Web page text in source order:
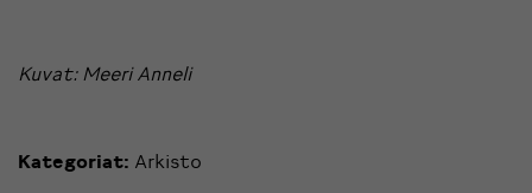
Kuvat: Meeri Anneli
Kategoriat: Arkisto